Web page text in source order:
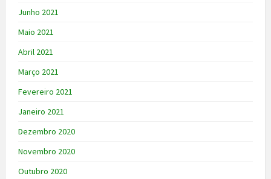
Junho 2021
Maio 2021
Abril 2021
Março 2021
Fevereiro 2021
Janeiro 2021
Dezembro 2020
Novembro 2020
Outubro 2020